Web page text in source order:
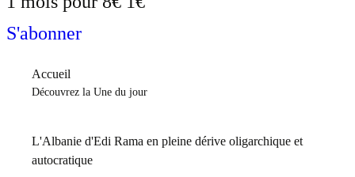
S'abonner
Accueil
Découvrez la Une du jour
L'Albanie d'Edi Rama en pleine dérive oligarchique et
autocratique